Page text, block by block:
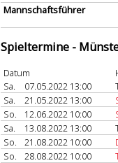
Mannschaftsführer
Spieltermine -
Datum
Sa.
07.05.2022 13:00
Sa.
21.05.2022 13:00
So.
12.06.2022 10:00
Sa.
13.08.2022 13:00
So.
21.08.2022 10:00
So.
28.08.2022 10:00